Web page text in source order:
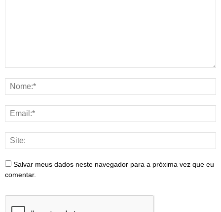
Salvar meus dados neste navegador para a próxima vez que eu
comentar.